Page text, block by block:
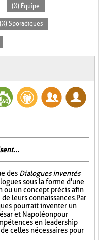
(X) Équipe
(X) Sporadiques
des Dialogues inventés
sous la forme d'une
ou un concept précis afin
leurs connaissances. Par
pourrait inventer un
et Napoléon pour
en leadership
celles nécessaires pour